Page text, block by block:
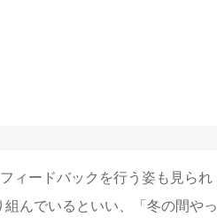
ィードバックを行う姿も見られ
んでいるといい、「冬の間やっ